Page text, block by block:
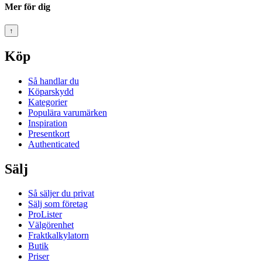
Mer för dig
↑
Köp
Så handlar du
Köparskydd
Kategorier
Populära varumärken
Inspiration
Presentkort
Authenticated
Sälj
Så säljer du privat
Sälj som företag
ProLister
Välgörenhet
Fraktkalkylatorn
Butik
Priser